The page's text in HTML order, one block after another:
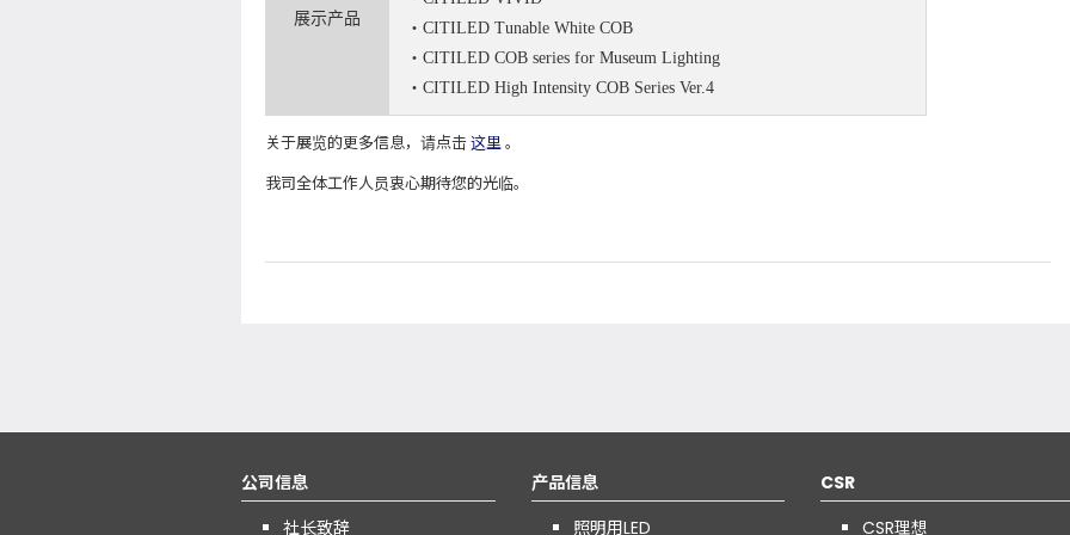
展示产品
・CITILED Tunable White COB
・CITILED COB series for Museum Lighting
・CITILED High Intensity COB Series Ver.4
关于展览的更多信息，请点击这里。
我司全体工作人员衷心期待您的光临。
公司信息
社长致辞
产品信息
照明用LED
CSR
CSR理想